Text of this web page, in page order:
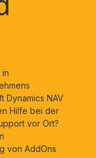
Dynamics NAV
Hilfe bei der
vor Ort?
von AddOns